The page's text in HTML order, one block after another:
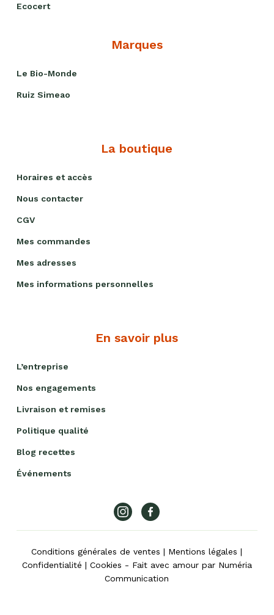
Ecocert
Marques
Le Bio-Monde
Ruiz Simeao
La boutique
Horaires et accès
Nous contacter
CGV
Mes commandes
Mes adresses
Mes informations personnelles
En savoir plus
L’entreprise
Nos engagements
Livraison et remises
Politique qualité
Blog recettes
Événements
Conditions générales de ventes | Mentions légales |
Confidentialité | Cookies - Fait avec amour par Numéria
Communication